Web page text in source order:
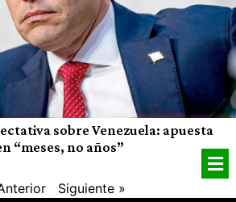
sobre Venezuela: apuesta
“meses, no años”
Siguiente »